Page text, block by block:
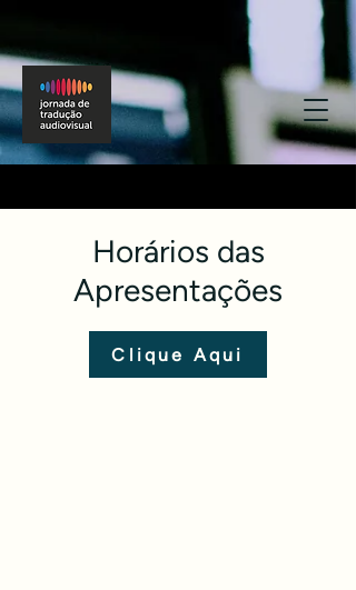
Horários das
Apresentações
Clique Aqui